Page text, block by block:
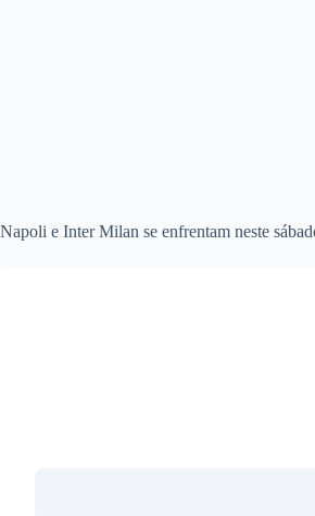
Napoli e Inter Milan se enfrentam neste